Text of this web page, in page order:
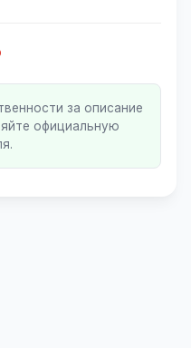
за описание
официальную